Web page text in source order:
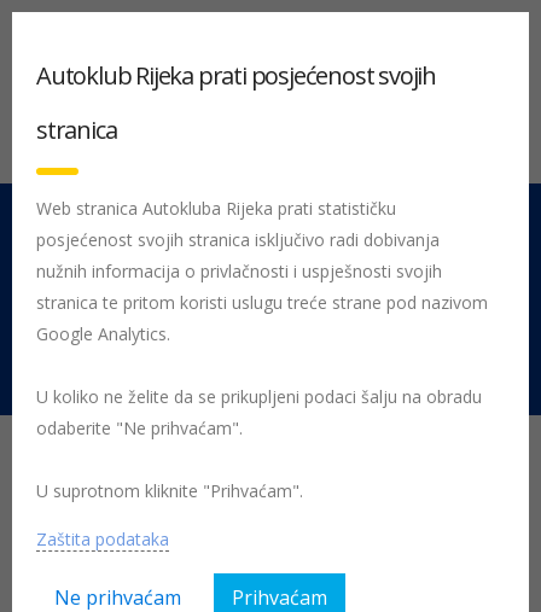
051 212 442 Centrala
Pon - Pet 08:00 - 16:00
Rujevica 9/1, 51000 Rijeka
vozila
Dani tehničke ispravnosti motocikala
2019.
Autoklub Rijeka prati posjećenost svojih
stranica
Web stranica Autokluba Rijeka prati statističku
posjećenost svojih stranica isključivo radi dobivanja
nužnih informacija o privlačnosti i uspješnosti svojih
stranica te pritom koristi uslugu treće strane pod nazivom
Google Analytics.
U koliko ne želite da se prikupljeni podaci šalju na obradu
odaberite "Ne prihvaćam".
U suprotnom kliknite "Prihvaćam".
Zaštita podataka
Ne prihvaćam Prihvaćam